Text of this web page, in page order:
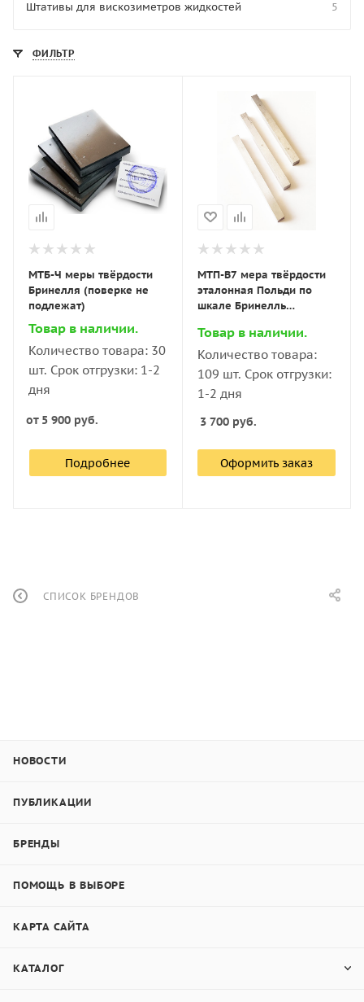
Штативы для вискозиметров жидкостей 5
ФИЛЬТР
МТБ-Ч меры твёрдости
Бринелля (поверке не
подлежат)
Товар в наличии.
Количество товара: 30
шт. Срок отгрузки: 1-2
дня
от 5 900 руб.
Подробнее
МТП-В7 мера твёрдости
эталонная Польди по
шкале Бринелль
Товар в наличии.
Количество товара:
109 шт. Срок отгрузки:
1-2 дня
3 700руб.
Оформить заказ
СПИСОК БРЕНДОВ
НОВОСТИ
ПУБЛИКАЦИИ
БРЕНДЫ
ПОМОЩЬ В ВЫБОРЕ
КАРТА САЙТА
КАТАЛОГ